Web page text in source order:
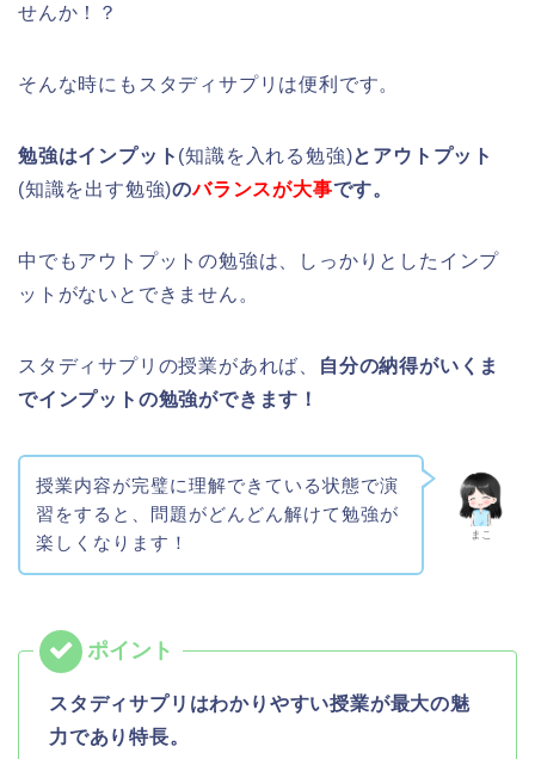
せんか！？
そんな時にもスタディサプリは便利です。
勉強はインプット (知識を入れる勉強)とアウトプット
(知識を出す勉強)のバランスが大事です。
中でもアウトプットの勉強は、しっかりとしたインプ
ットがないとできません。
スタディサプリの授業があれば、
自分の納得がいくま
でインプットの勉強ができます！
まこ
授業内容が完璧に理解できている状態で演
習をすると、問題がどんどん解けて勉強が
楽しくなります！
スタディサプリはわかりやすい授業が最大の魅
力であり特長。